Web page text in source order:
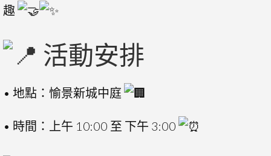
趣
活動安排
• 地點：愉景新城中庭
• 時間：上午 10:00 至 下午 3:00